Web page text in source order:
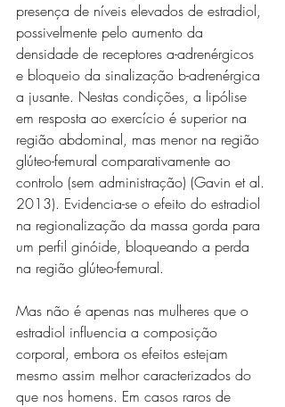
presença de níveis elevados de estradiol,
possivelmente pelo aumento da
densidade de receptores a-adrenérgicos
e bloqueio da sinalização b-adrenérgica
a jusante. Nestas condições, a lipólise
em resposta ao exercício é superior na
região abdominal, mas menor na região
glúteo-femural comparativamente ao
controlo (sem administração) (Gavin et al.
2013). Evidencia-se o efeito do estradiol
na regionalização da massa gorda para
um perfil ginóide, bloqueando a perda
na região glúteo-femural.
Mas não é apenas nas mulheres que o
estradiol influencia a composição
corporal, embora os efeitos estejam
mesmo assim melhor caracterizados do
que nos homens. Em casos raros de